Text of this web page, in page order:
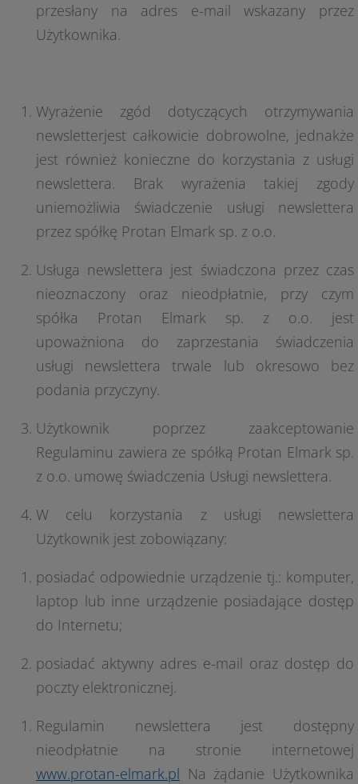
przesłany na adres e-mail wskazany przez
Użytkownika.
Wyrażenie zgód dotyczących otrzymywania
newsletterjest całkowicie dobrowolne, jednakże
jest również konieczne do korzystania z usługi
newslettera. Brak wyrażenia takiej zgody
uniemożliwia świadczenie usługi newslettera
przez spółkę Protan Elmark sp. z o.o.
Usługa newslettera jest świadczona przez czas
nieoznaczony oraz nieodpłatnie, przy czym
spółka Protan Elmark sp. z o.o. jest
upoważniona do zaprzestania świadczenia
usługi newslettera trwale lub okresowo bez
podania przyczyny.
Użytkownik poprzez zaakceptowanie
Regulaminu zawiera ze spółką Protan Elmark sp.
z o.o. umowę świadczenia Usługi newslettera.
W celu korzystania z usługi newslettera
Użytkownik jest zobowiązany:
posiadać odpowiednie urządzenie tj.: komputer,
laptop lub inne urządzenie posiadające dostęp
do Internetu;
posiadać aktywny adres e-mail oraz dostęp do
poczty elektronicznej.
Regulamin newslettera jest dostępny
nieodpłatnie na stronie internetowej
www.protan-elmark.pl Na żądanie Użytkownika